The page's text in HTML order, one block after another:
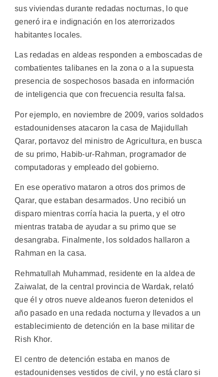
sus viviendas durante redadas nocturnas, lo que
generó ira e indignación en los aterrorizados
habitantes locales.
Las redadas en aldeas responden a emboscadas de
combatientes talibanes en la zona o a la supuesta
presencia de sospechosos basada en información
de inteligencia que con frecuencia resulta falsa.
Por ejemplo, en noviembre de 2009, varios soldados
estadounidenses atacaron la casa de Majidullah
Qarar, portavoz del ministro de Agricultura, en busca
de su primo, Habib-ur-Rahman, programador de
computadoras y empleado del gobierno.
En ese operativo mataron a otros dos primos de
Qarar, que estaban desarmados. Uno recibió un
disparo mientras corría hacia la puerta, y el otro
mientras trataba de ayudar a su primo que se
desangraba. Finalmente, los soldados hallaron a
Rahman en la casa.
Rehmatullah Muhammad, residente en la aldea de
Zaiwalat, de la central provincia de Wardak, relató
que él y otros nueve aldeanos fueron detenidos el
año pasado en una redada nocturna y llevados a un
establecimiento de detención en la base militar de
Rish Khor.
El centro de detención estaba en manos de
estadounidenses vestidos de civil, y no está claro si